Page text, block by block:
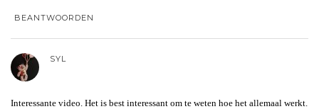
BEANTWOORDEN
SYL
Interessante video. Het is best interessant om te weten hoe het allemaal werkt.